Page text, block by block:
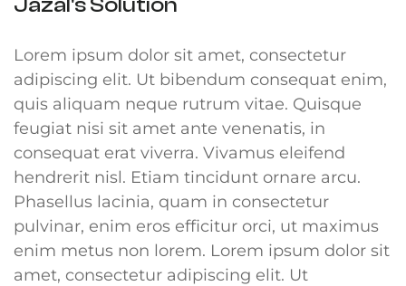
Lorem ipsum dolor sit amet, consectetur
adipiscing elit. Ut bibendum consequat enim,
quis aliquam neque rutrum vitae. Quisque
feugiat nisi sit amet ante venenatis, in
consequat erat viverra. Vivamus eleifend
hendrerit nisl. Etiam tincidunt ornare arcu.
Phasellus lacinia, quam in consectetur
pulvinar, enim eros efficitur orci, ut maximus
enim metus non lorem. Lorem ipsum dolor sit
amet, consectetur adipiscing elit. Ut